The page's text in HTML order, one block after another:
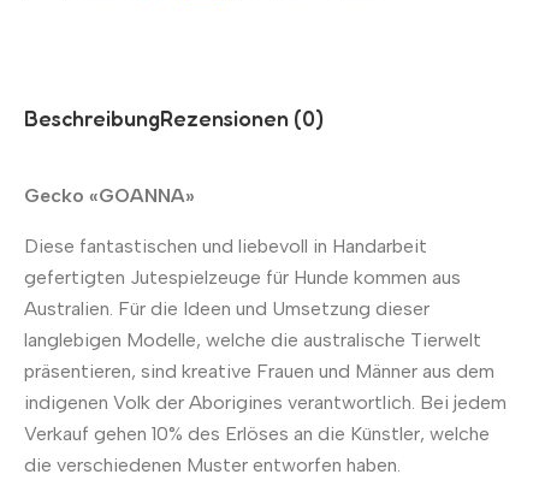
BeschreibungRezensionen (0)
Gecko «GOANNA»
Diese fantastischen und liebevoll in Handarbeit
gefertigten Jutespielzeuge für Hunde kommen aus
Australien. Für die Ideen und Umsetzung dieser
langlebigen Modelle, welche die australische Tierwelt
präsentieren, sind kreative Frauen und Männer aus dem
indigenen Volk der Aborigines verantwortlich. Bei jedem
Verkauf gehen 10% des Erlöses an die Künstler, welche
die verschiedenen Muster entworfen haben.